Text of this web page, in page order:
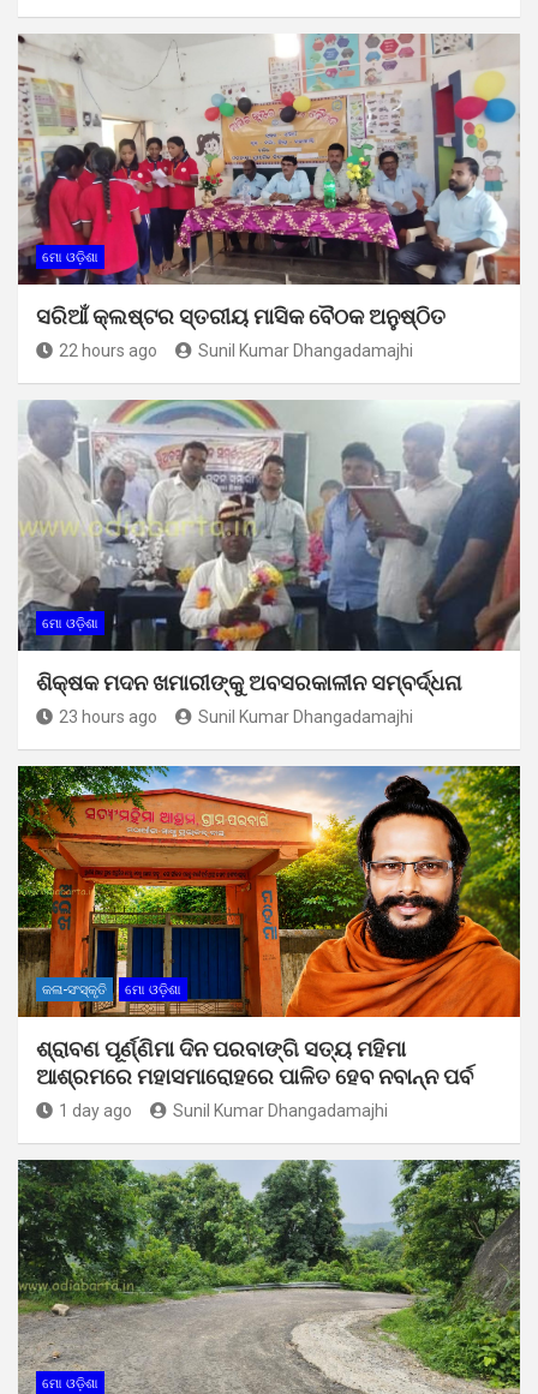
ମୋ ଓଡ଼ିଶା
ସରିଆଁ କ୍ଲଷ୍ଟର ସ୍ତରୀୟ ମାସିକ ବୈଠକ ଅନୁଷ୍ଠିତ
22 hours ago Sunil Kumar Dhangadamajhi
ମୋ ଓଡ଼ିଶା
ଶିକ୍ଷକ ମଦନ ଖମାରୀଙ୍କୁ ଅବସରକାଳୀନ ସମ୍ବର୍ଦ୍ଧନା
23 hours ago Sunil Kumar Dhangadamajhi
କଳା-ସଂସ୍କୃତି ମୋ ଓଡ଼ିଶା
ଶ୍ରାବଣ ପୂର୍ଣ୍ଣିମା ଦିନ ପରବାଙ୍ଗି ସତ୍ୟ ମହିମା
ଆଶ୍ରମରେ ମହାସମାରୋହରେ ପାଳିତ ହେବ ନବାନ୍ନ ପର୍ବ
1 day ago Sunil Kumar Dhangadamajhi
ମୋ ଓଡ଼ିଶା